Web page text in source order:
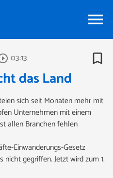
menu
03:13 bookmark_border
das Land
sich seit Monaten mehr mit
Unternehmen mit einem
allen Branchen fehlen
Einwanderungs-Gesetz
gegriffen. Jetzt wird zum 1.